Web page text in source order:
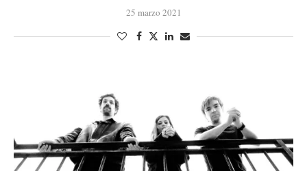
25 marzo 2021